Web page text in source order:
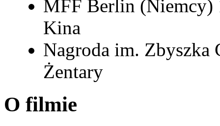
MFF Berlin (Niemcy)
Kina
Nagroda im. Zbyszka
Żentary
O filmie